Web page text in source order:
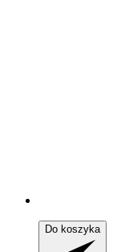
Do koszyka